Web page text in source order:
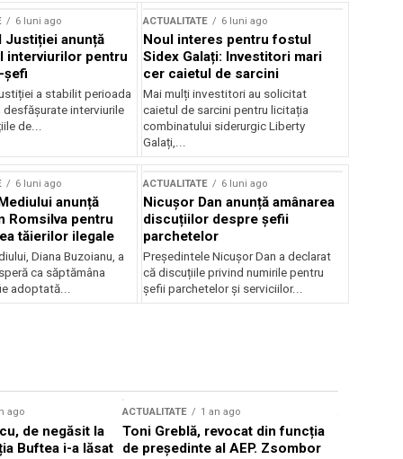
6 luni ago
Justiției anunță
interviurilor pentru
a stabilit perioada
desfășurate interviurile
de...
ACTUALITATE 6 luni ago
Noul interes pentru fostul
Sidex Galați: Investitori mari
cer caietul de sarcini
Mai mulți investitori au solicitat
caietul de sarcini pentru licitația
combinatului siderurgic Liberty
Galați,...
6 luni ago
anunță
Romsilva pentru
tăierilor ilegale
Diana Buzoianu, a
ca săptămâna
adoptată...
ACTUALITATE 6 luni ago
Nicușor Dan anunță amânarea
discuțiilor despre șefii
parchetelor
Președintele Nicușor Dan a declarat
că discuțiile privind numirile pentru
șefii parchetelor și serviciilor...
ago
de negăsit la
Buftea i-a lăsat
ACTUALITATE 1 an ago
Toni Greblă, revocat din funcția
de președinte al AEP. Zsombor